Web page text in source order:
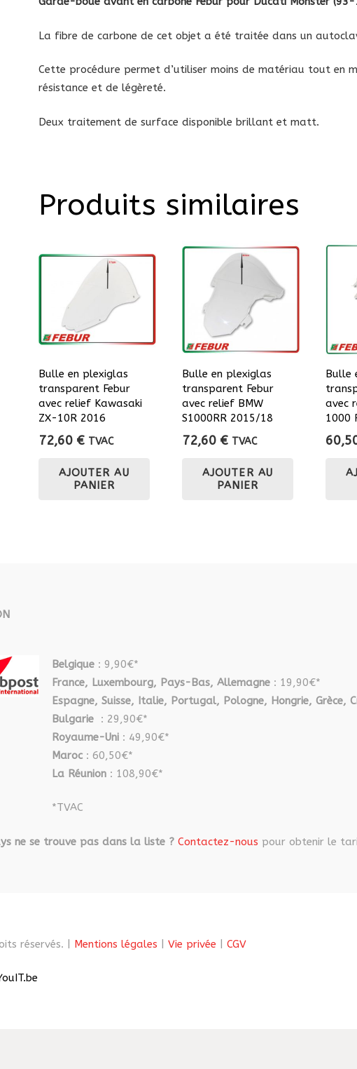
2014
La fibre de carbone de cet objet a été traitée dans un
Cette procédure permet d’utiliser moins de matériau tout en
résistance et de légèreté.
Deux traitement de surface disponible brillant et matt.
Produits similaires
Bulle en plexiglas
transparent Febur
avec relief Kawasaki
ZX-10R 2016
72,60 € TVAC
AJOUTER AU
PANIER
Bulle en plexiglas
transparent Febur
avec relief BMW
S1000RR 2015/18
72,60 € TVAC
AJOUTER AU
PANIER
Bulle
avec
1000
Belgique : 9,90€*
France, Luxembourg, Pays-Bas, Allemagne : 19,90€*
Espagne, Suisse, Italie, Portugal, Pologne, Hongrie, Grèce,
Bulgarie
: 29,90€*
Royaume-Uni : 49,90€*
Maroc : 60,50€*
La Réunion : 108,90€*
*TVAC
ne se trouve pas dans la liste ? Contactez-nous pour obtenir le
réservés. | Mentions légales Vie privée CGV